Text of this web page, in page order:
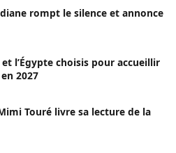
rompt le silence et annonce
et l’Égypte choisis pour accueillir
2027
Touré livre sa lecture de la